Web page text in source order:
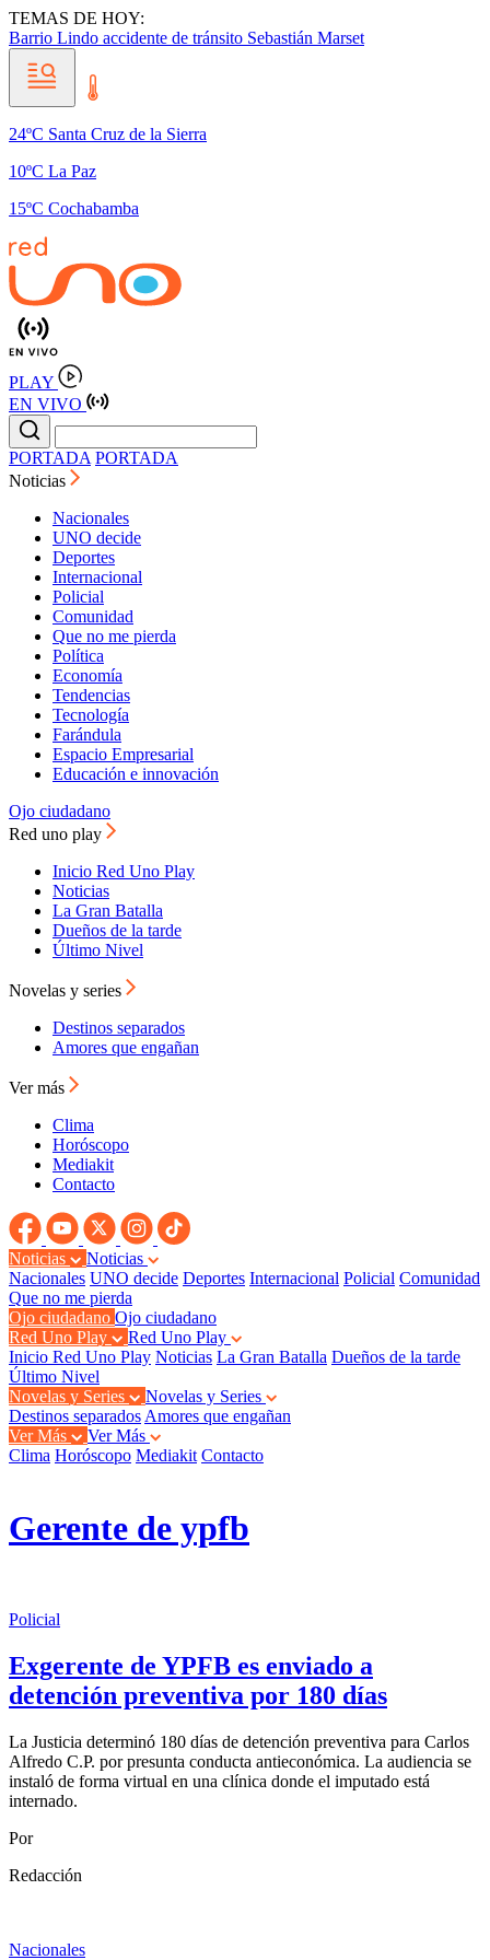
TEMAS DE HOY:
Barrio Lindo accidente de tránsito Sebastián Marset
24ºC Santa Cruz de la Sierra
10ºC La Paz
15ºC Cochabamba
PLAY
EN VIVO
PORTADA PORTADA
Noticias
Nacionales
UNO decide
Deportes
Internacional
Policial
Comunidad
Que no me pierda
Política
Economía
Tendencias
Tecnología
Farándula
Espacio Empresarial
Educación e innovación
Ojo ciudadano
Red uno play
Inicio Red Uno Play
Noticias
La Gran Batalla
Dueños de la tarde
Último Nivel
Novelas y series
Destinos separados
Amores que engañan
Ver más
Clima
Horóscopo
Mediakit
Contacto
Noticias
Noticias
Nacionales UNO decide Deportes Internacional Policial Comunidad
Que no me pierda
Ojo ciudadano Ojo ciudadano
Red Uno Play
Red Uno Play
Inicio Red Uno Play Noticias La Gran Batalla Dueños de la tarde
Último Nivel
Novelas y Series
Novelas y Series
Destinos separados Amores que engañan
Ver Más
Ver Más
Clima Horóscopo Mediakit Contacto
Gerente de ypfb
Policial
Exgerente de YPFB es enviado a
detención preventiva por 180 días
La Justicia determinó 180 días de detención preventiva para Carlos
Alfredo C.P. por presunta conducta antieconómica. La audiencia se
instaló de forma virtual en una clínica donde el imputado está
internado.
Por
Redacción
Nacionales